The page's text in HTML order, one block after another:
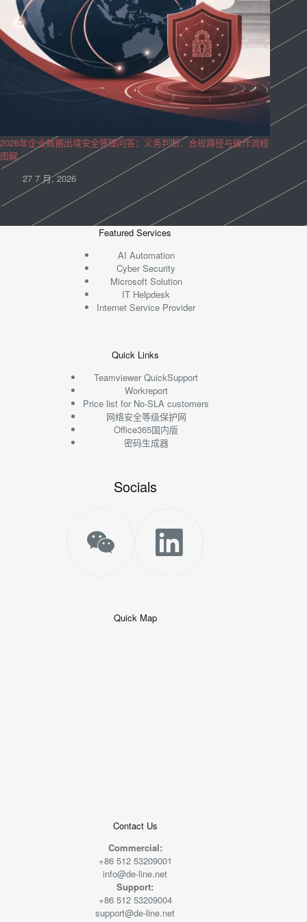
2026年企业数据出境安全管理问答：义务判断、合规路径与操作流程
图解
27 7 月, 2026
Featured Services
AI Automation
Cyber Security
Microsoft Solution
IT Helpdesk
Internet Service Provider
Quick Links
Teamviewer QuickSupport
Workreport
Price list for No-SLA customers
网络安全等级保护网
Office365国内版
密码生成器
Socials
Quick Map
Contact Us
Commercial:
+86 512 53209001
info@de-line.net
Support:
+86 512 53209004
support@de-line.net